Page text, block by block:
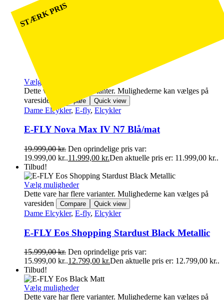
STÆRK PRIS
Vælg muligheder
Dette vare har flere varianter. Mulighederne kan vælges på
varesiden
Compare Quick view
Dame Elcykler, E-fly, Elcykler
E-FLY Nova Max IV N7 Blå/mat
19.999,00kr. Den oprindelige pris var:
19.999,00 kr..11.999,00 kr.Den aktuelle pris er: 11.999,00 kr..
Tilbud!
Vælg muligheder
Dette vare har flere varianter. Mulighederne kan vælges på
varesiden
Compare Quick view
Dame Elcykler, E-fly, Elcykler
E-FLY Eos Shopping Stardust Black Metallic
15.999,00kr. Den oprindelige pris var:
15.999,00 kr..12.799,00 kr.Den aktuelle pris er: 12.799,00 kr..
Tilbud!
Vælg muligheder
Dette vare har flere varianter. Mulighederne kan vælges på